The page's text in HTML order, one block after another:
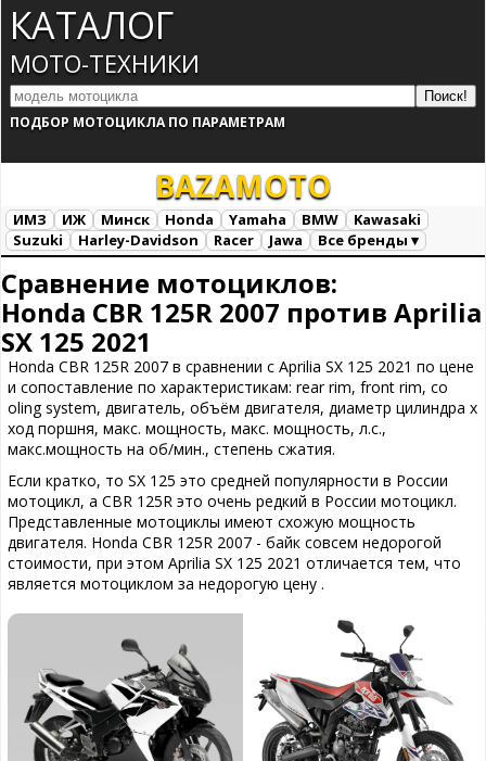
КАТАЛОГ
МОТО-ТЕХНИКИ
ПОДБОР МОТОЦИКЛА ПО ПАРАМЕТРАМ
BAZAMOTO
ИМЗ ИЖ Минск Honda Yamaha BMW
Kawasaki
Suzuki
Harley-Davidson Racer Jawa
Все бренды ▾
Сравнение мотоциклов:
Honda CBR 125R 2007 против Aprilia
SX 125 2021
Honda CBR 125R 2007 в сравнении с Aprilia SX 125 2021 по цене
и сопоставление по характеристикам: rear rim, front rim, co
oling system, двигатель, объём двигателя, диаметр цилиндра х
ход поршня, макс. мощность, макс. мощность, л.с.,
макс.мощность на об/мин., степень сжатия.
Если кратко, то SX 125 это средней популярности в России
мотоцикл, а CBR 125R это очень редкий в России мотоцикл.
Представленные мотоциклы имеют схожую мощность
двигателя. Honda CBR 125R 2007 - байк совсем недорогой
стоимости, при этом Aprilia SX 125 2021 отличается тем, что
является мотоциклом за недорогую цену .